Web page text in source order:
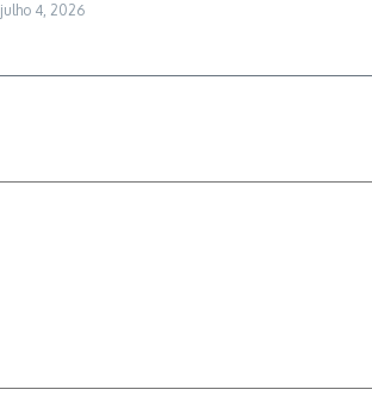
julho 4, 2026